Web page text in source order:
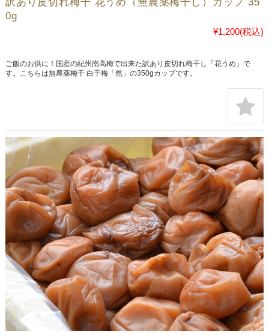
0g
¥1,200(税込)
ご飯のお供に！国産の紀州南高梅で出来た訳あり皮切れ梅干し「花うめ」で
す。こちらは無農薬梅干 白干梅「然」の350gカップです。